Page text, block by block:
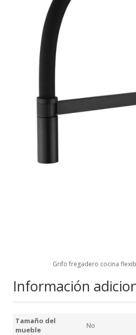
Grifo fregadero cocina
Información
Tamaño del
mueble
No